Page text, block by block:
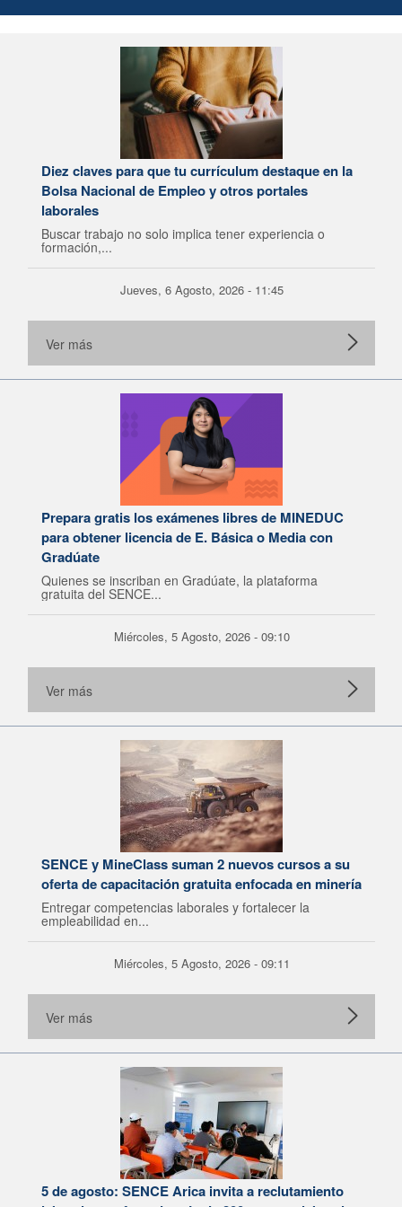
Diez claves para que tu currículum destaque en la
Bolsa Nacional de Empleo y otros portales
laborales
Buscar trabajo no solo implica tener experiencia o
formación,...
Jueves, 6 Agosto, 2026 - 11:45
Ver más
Prepara gratis los exámenes libres de MINEDUC
para obtener licencia de E. Básica o Media con
Gradúate
Quienes se inscriban en Gradúate, la plataforma
gratuita del SENCE...
Miércoles, 5 Agosto, 2026 - 09:10
Ver más
SENCE y MineClass suman 2 nuevos cursos a su
oferta de capacitación gratuita enfocada en minería
Entregar competencias laborales y fortalecer la
empleabilidad en...
Miércoles, 5 Agosto, 2026 - 09:11
Ver más
5 de agosto: SENCE Arica invita a reclutamiento